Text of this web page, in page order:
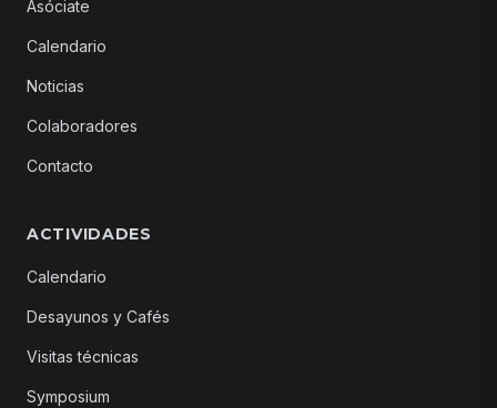
Asóciate
Calendario
Noticias
Colaboradores
Contacto
ACTIVIDADES
Calendario
Desayunos y Cafés
Visitas técnicas
Symposium